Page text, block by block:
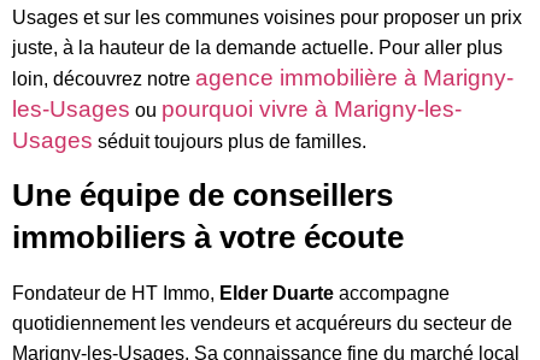
Usages et sur les communes voisines pour proposer un prix
juste, à la hauteur de la demande actuelle. Pour aller plus
loin, découvrez notre agence immobilière à Marigny-
les-Usages ou pourquoi vivre à Marigny-les-
Usages séduit toujours plus de familles.
Une équipe de conseillers
immobiliers à votre écoute
Fondateur de HT Immo, Elder Duarte accompagne
quotidiennement les vendeurs et acquéreurs du secteur de
Marigny-les-Usages. Sa connaissance fine du marché local